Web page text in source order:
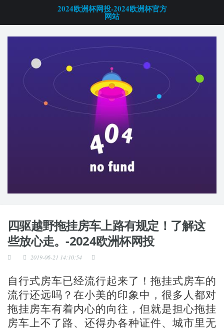
2024欧洲杯网投-2024欧洲杯官方
网站
四驱越野拖挂房车上路有规定！了解这
些放心走。-2024欧洲杯网投
2019-06-21 14:10:54
自行式房车已经流行起来了！拖挂式房车的
流行还远吗？在小美的印象中，很多人都对
拖挂房车有着内心的向往，但就是担心拖挂
房车上不了路、还得办各种证件、城市里无